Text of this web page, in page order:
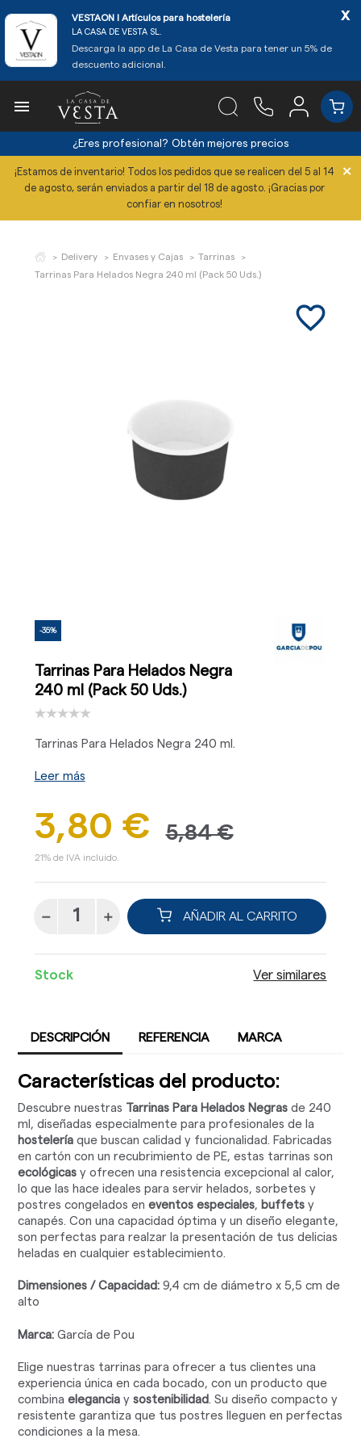
VESTAON l Artículos para hostelería
LA CASA DE VESTA SL.
Descarga la app de La Casa de Vesta para tener un 5% de
descuento adicional.
x

¿Eres profesional? Obtén mejores precios
¡Estamos de inventario! Todos los pedidos que se realicen del 5 al 14
de agosto, serán enviados a partir del 18 de agosto. ¡Gracias por
confiar en nosotros!
×
Delivery Envases y Cajas
Tarrinas
Tarrinas Para Helados Negra 240 ml (Pack 50 Uds.)
favorite_border
-35%
Tarrinas Para Helados Negra
240 ml (Pack 50 Uds.)
Tarrinas Para Helados Negra 240 ml.
Leer más
3,80 € 5,84 €
21% de IVA incluido.
AÑADIR AL CARRITO
Stock Ver similares
DESCRIPCIÓN REFERENCIA MARCA
Características del producto:
Descubre nuestras Tarrinas Para Helados Negras de 240
ml, diseñadas especialmente para profesionales de la
hostelería que buscan calidad y funcionalidad. Fabricadas
en cartón con un recubrimiento de PE, estas tarrinas son
ecológicas y ofrecen una resistencia excepcional al calor,
lo que las hace ideales para servir helados, sorbetes y
postres congelados eneventos especiales, buffets y
canapés. Con una capacidad óptima y un diseño elegante,
son perfectas para realzar la presentación de tus delicias
heladas en cualquier establecimiento.
Dimensiones / Capacidad: 9,4 cm de diámetro x 5,5 cm de
alto
Marca: García de Pou
Elige nuestras tarrinas para ofrecer a tus clientes una
experiencia única en cada bocado, con un producto que
combinaelegancia ysostenibilidad. Su diseño compacto y
resistente garantiza que tus postres lleguen en perfectas
condiciones a la mesa.